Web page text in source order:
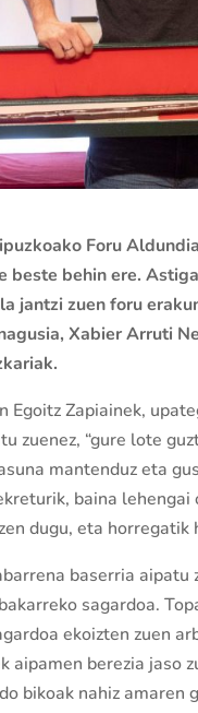
Foru
beste behin ere.
jantzi zuen foru
Xabier Arruti
Egoitz Zapiainek,
zuenez, “gure lote
mantenduz eta
baina
dugu, eta horregatik
baserria
sagardoa.
ekoizten zuen
aipamen berezia jaso
bikoak nahiz amaren